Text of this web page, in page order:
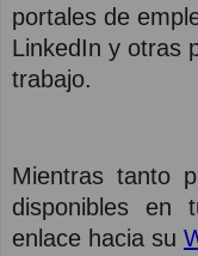
portales de
LinkedIn y otras
trabajo.
Mientras tanto
disponibles en
enlace hacia su